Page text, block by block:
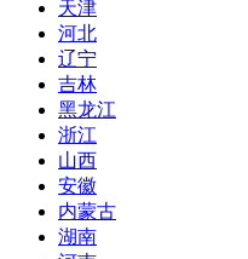
天津
河北
辽宁
吉林
黑龙江
浙江
山西
安徽
内蒙古
湖南